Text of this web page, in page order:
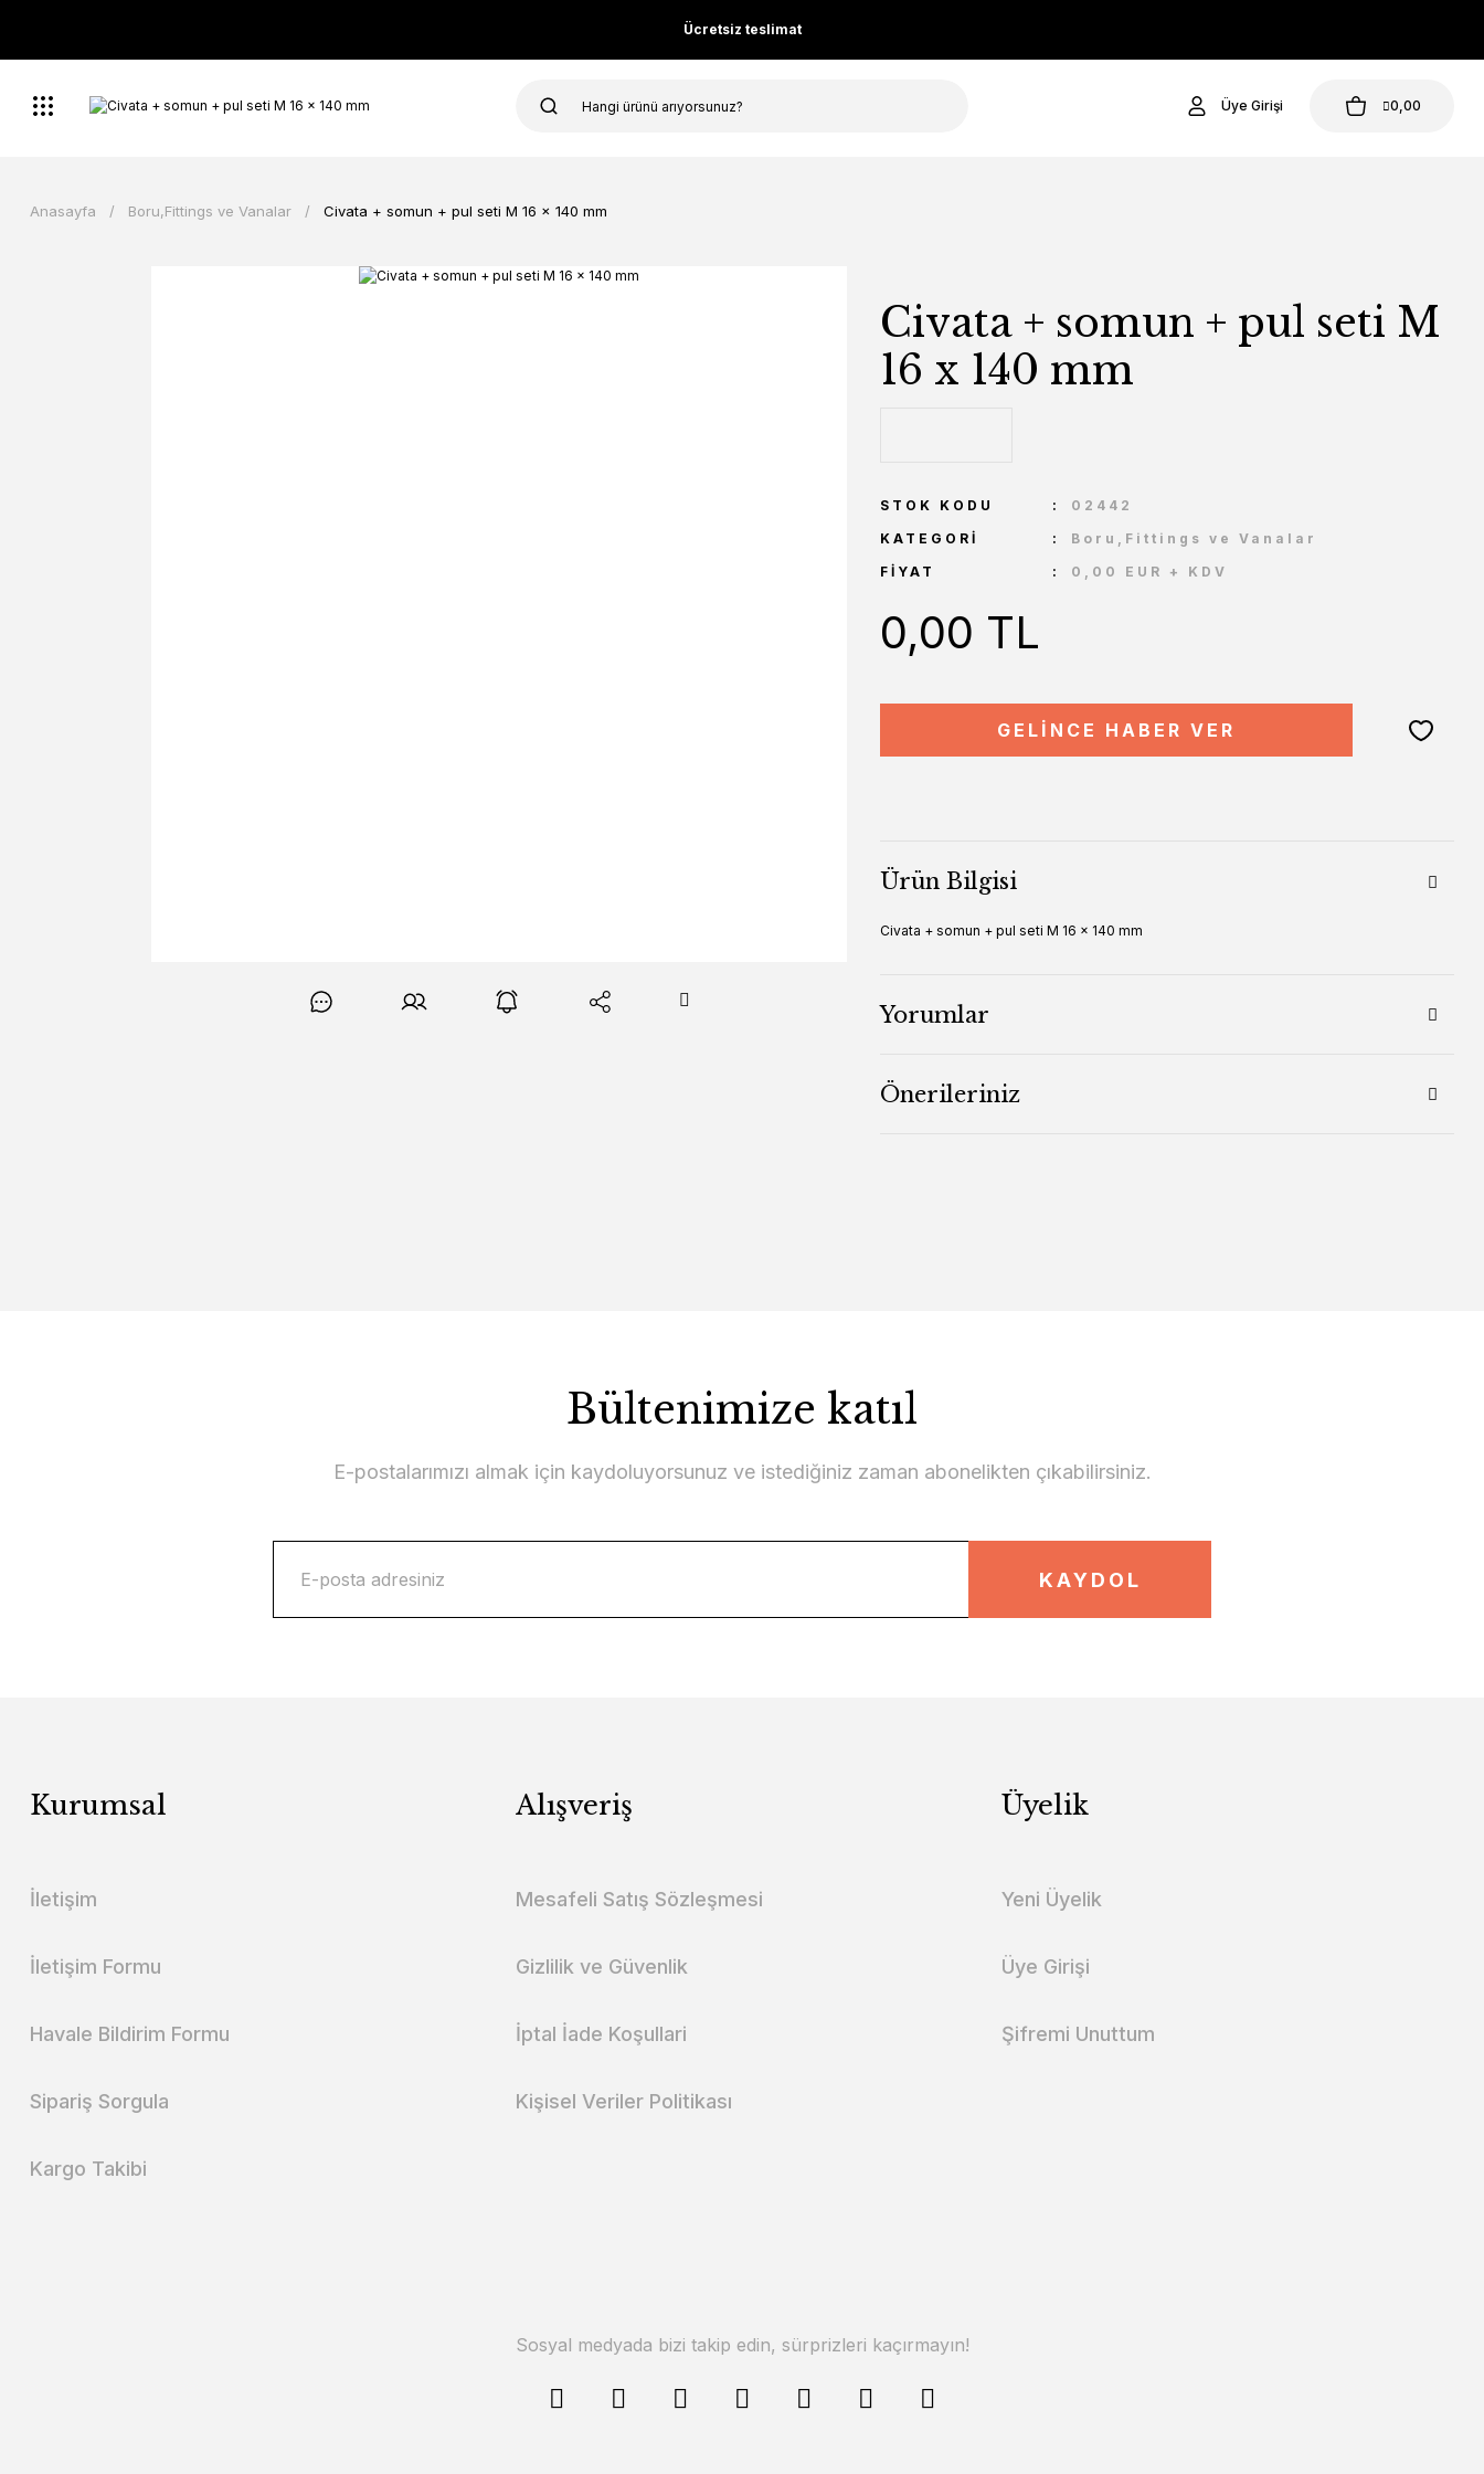
Ücretsiz teslimat
Üye Girişi 0,00
Anasayfa Boru,Fittings ve Vanalar Civata + somun + pul seti M 16 x 140 mm
Civata + somun + pul seti M
16 x 140 mm
STOK KODU
02442
KATEGORI
Boru,Fittings ve Vanalar
FIYAT
0,00 EUR + KDV
0,00 TL
GELİNCE HABER VER
Ürün Bilgisi
Civata + somun + pul seti M 16 x 140 mm
Yorumlar
Önerileriniz
Bültenimize katıl
E-postalarımızı almak için kaydoluyorsunuz ve istediğiniz zaman abonelikten çıkabilirsiniz.
KAYDOL
Kurumsal
İletişim
İletişim Formu
Havale Bildirim Formu
Sipariş Sorgula
Kargo Takibi
Alışveriş
Mesafeli Satış Sözleşmesi
Gizlilik ve Güvenlik
İptal İade Koşullari
Kişisel Veriler Politikası
Üyelik
Yeni Üyelik
Üye Girişi
Şifremi Unuttum
Sosyal medyada bizi takip edin, sürprizleri kaçırmayın!